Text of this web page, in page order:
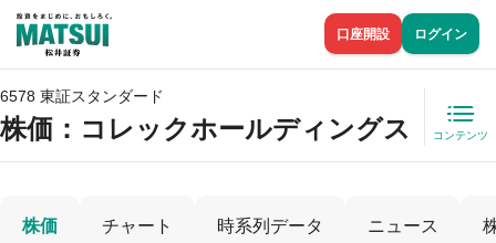
口座開設 ログイン
6578 東証スタンダード
株価 ：コレックホールディングス コンテンツ
株価 チャート 時系列データ ニュース